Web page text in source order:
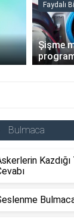
Faydalı
Şişme
Bulmaca